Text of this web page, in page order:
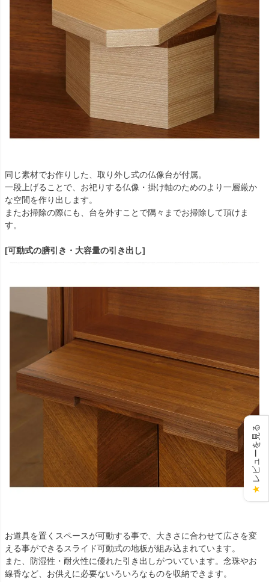
同じ素材でお作りした、取り外し式の仏像台が付属。
一段上げることで、お祀りする仏像・掛け軸のためのより一層厳か
な空間を作り出します。
またお掃除の際にも、台を外すことで隅々までお掃除して頂けま
す。
[可動式の膳引き・大容量の引き出し]
お道具を置くスペースが可動する事で、大きさに合わせて広さを変
える事ができるスライド可動式の地板が組み込まれています。
また、防湿性・耐火性に優れた引き出しがついています。念珠やお
線香など、お供えに必要ないろいろなものを収納できます。
★
レビューを見る